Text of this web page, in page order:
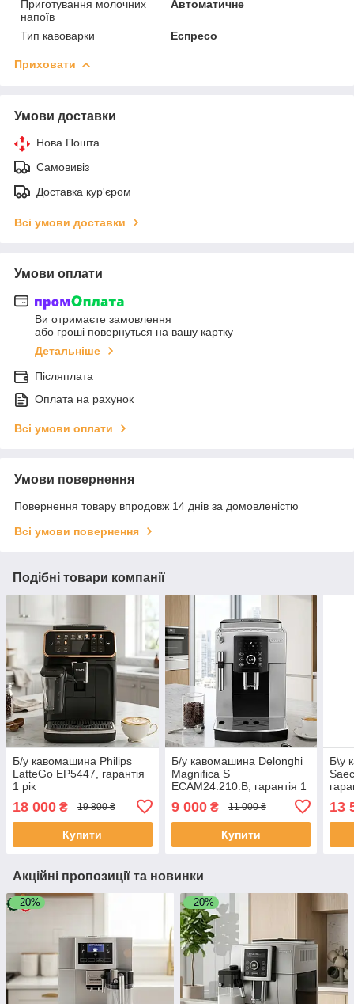
Приготування молочних
напоїв
Автоматичне
Тип кавоварки Еспресо
Приховати
Умови доставки
Нова Пошта
Самовивіз
Доставка кур'єром
Всі умови доставки
Умови оплати
Ви отримаєте замовлення
або гроші повернуться на вашу картку
Детальніше
Післяплата
Оплата на рахунок
Всі умови оплати
Умови повернення
Повернення товару впродовж 14 днів за домовленістю
Всі умови повернення
Подібні товари компанії
Б/у кавомашина Philips
LatteGo EP5447, гарантія
1 рік
18 000 ₴ 19 800 ₴
Купити
Б/у кавомашина Delonghi
Magnifica S
ECAM24.210.B, гарантія 1
9 000₴ 11 000 ₴
Купити
Б\у
13
Акційні пропозиції та новинки
–20% –20%